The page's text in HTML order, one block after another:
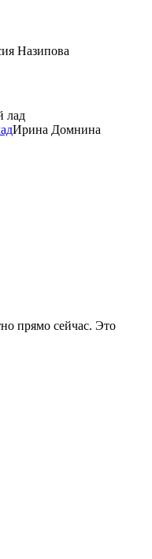
Назипова
Ирина Домнина
прямо сейчас. Это